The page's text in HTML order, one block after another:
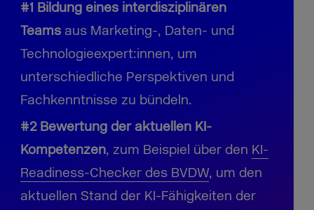
#1 Bildung eines interdisziplinären
Teamsaus Marketing-, Daten- und
Technologieexpert:innen, um
unterschiedliche Perspektiven und
Fachkenntnisse zu bündeln.
#2 Bewertung der aktuellen KI-
Kompetenzen, zum Beispiel über den KI-
Readiness-Checker des BVDW, um den
aktuellen Stand der KI-Fähigkeiten der